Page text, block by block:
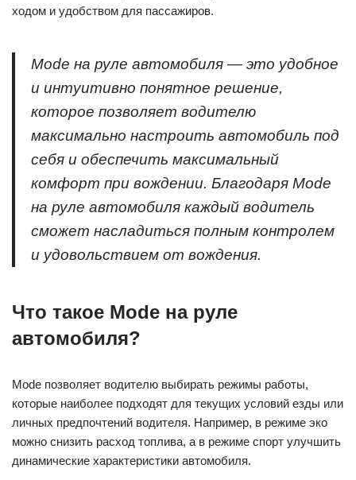
ходом и удобством для пассажиров.
Mode на руле автомобиля — это удобное
и интуитивно понятное решение,
которое позволяет водителю
максимально настроить автомобиль под
себя и обеспечить максимальный
комфорт при вождении. Благодаря Mode
на руле автомобиля каждый водитель
сможет насладиться полным контролем
и удовольствием от вождения.
Что такое Mode на руле
автомобиля?
Mode позволяет водителю выбирать режимы работы,
которые наиболее подходят для текущих условий езды или
личных предпочтений водителя. Например, в режиме эко
можно снизить расход топлива, а в режиме спорт улучшить
динамические характеристики автомобиля.